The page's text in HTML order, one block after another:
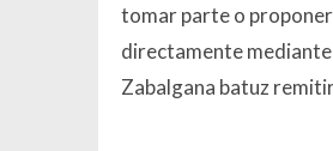
tomar parte o
directamente
Zabalgana batuz